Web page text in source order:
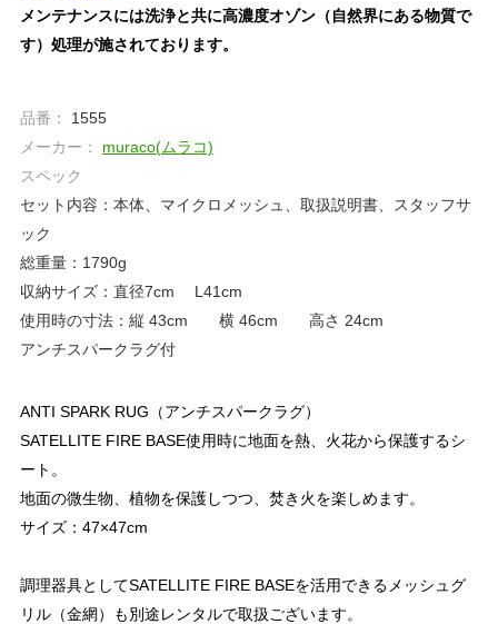
メンテナンスには洗浄と共に高濃度オゾン（自然界にある物質で
す）処理が施されております。
品番：
1555
メーカー：
muraco(ムラコ)
スペック
セット内容：本体、マイクロメッシュ、取扱説明書、スタッフサ
ック
総重量：1790g
収納サイズ：直径7cm L41cm
使用時の寸法：縦 43cm 横 46cm 高さ 24cm
アンチスパークラグ付
ANTI SPARK RUG（アンチスパークラグ）
SATELLITE FIRE BASE使用時に地面を熱、火花から保護するシ
ート。
地面の微生物、植物を保護しつつ、焚き火を楽しめます。
サイズ：47×47cm
調理器具としてSATELLITE FIRE BASEを活用できるメッシュグ
リル（金網）も別途レンタルで取扱ございます。